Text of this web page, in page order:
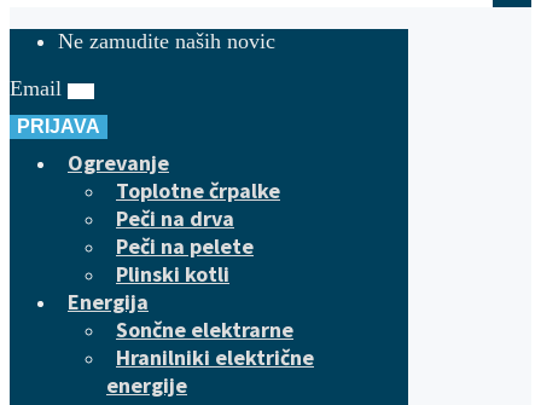
Ne zamudite naših novic
Email
PRIJAVA
Ogrevanje
Toplotne črpalke
Peči na drva
Peči na pelete
Plinski kotli
Energija
Sončne elektrarne
Hranilniki električne
energije